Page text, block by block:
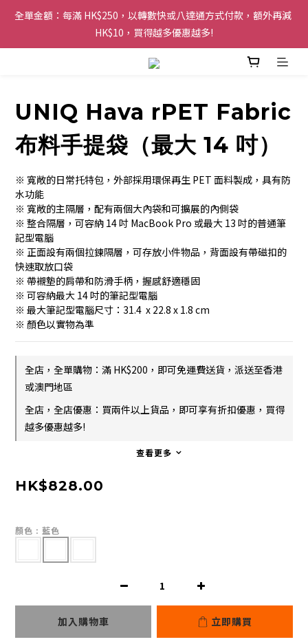
購物滿 HK$200 即可免運費，派送至香港及澳門地區
全單金額：每滿 HK$250，以轉數快或八達通方式付款，額外再減
HK$10，買得越多優惠越多!
歡迎 WhatsApp 6123 6918 查詢或電郵到
購物滿 HK$200 即可免運費，派送至香港及澳門地區
UNIQ Hava rPET Fabric
布料手提袋（最大 14 吋）
※ 寬敞的日常托特包，外部採用環保再生 PET 面料製成，具有防
水功能
※ 寬敞的主隔層，配有兩個大內袋和可擴展的內側袋
※ 整合隔層，可容納 14 吋 MacBook Pro 或最大 13 吋的普通筆
記型電腦
※ 正面設有兩個拉鍊隔層，可存放小件物品，背面設有帶磁扣的
快速取放口袋
※ 帶襯墊的肩帶和防滑手柄，握感舒適穩固
※ 可容納最大 14 吋的筆記型電腦
※ 最大筆記型電腦尺寸：31.4  x 22.8 x 1.8 cm
※ 顏色以實物為準
全店，全單購物：滿 HK$200，即可免運費送貨，派送至香港
或澳門地區
全店，全店優惠：買兩件以上貨品，即可享有折扣優惠，買得
越多優惠越多!
查看更多
HK$828.00
顏色 : 藍色
加入購物車 立即購買